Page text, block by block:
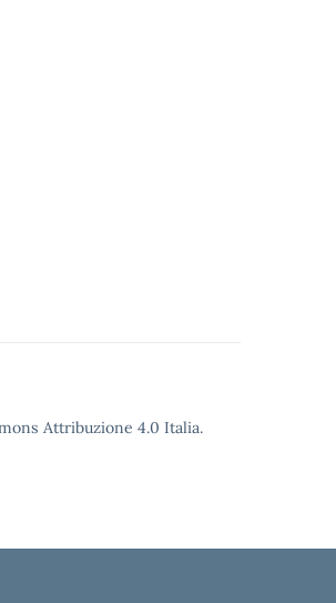
Attribuzione 4.0 Italia.